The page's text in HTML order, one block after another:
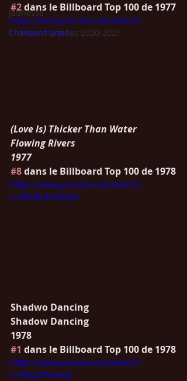
Jeunesse
Chansons années 2020-2021
#2 dans le Billboard Top 100 de 1977
https://www.youtube.com/watch?
v=VkNeoTcGwrc
(Love Is) Thicker Than Water
Flowing Rivers
1977
#8 dans le Billboard Top 100 de 1978
https://www.youtube.com/watch?
v=MOGt_bXUHQA
Shadwo Dancing
Shadow Dancing
1978
#1 dans le Billboard Top 100 de 1978
https://www.youtube.com/watch?
v=PZxA3FVUwvk